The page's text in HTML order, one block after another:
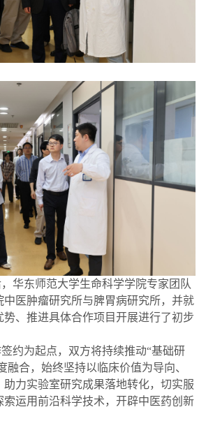
华东师范大学生命科学学院专家团队
中医肿瘤研究所与脾胃病研究所，并就
、推进具体合作项目开展进行了初步
约为起点，双方将持续推动“基础研
融合，始终坚持以临床价值为导向、
助力实验室研究成果落地转化，切实服
索运用前沿科学技术，开辟中医药创新